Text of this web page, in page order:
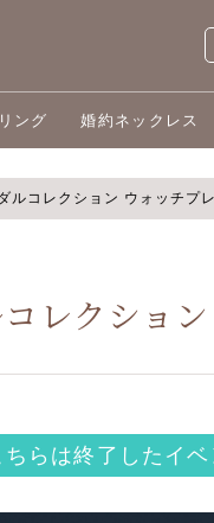
ング 婚約ネックレス
ルコレクション ウォッチプ
レクショ
ちらは終了したイベ